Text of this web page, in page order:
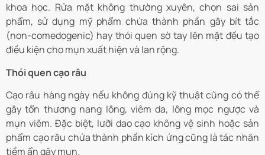
khoa học. Rửa mặt không thường xuyên, chọn sai sản
phẩm, sử dụng mỹ phẩm chứa thành phần gây bít tắc
(non-comedogenic) hay thói quen sờ tay lên mặt đều tạo
điều kiện cho mụn xuất hiện và lan rộng.
Thói quen cạo râu
Cạo râu hàng ngày nếu không đúng kỹ thuật cũng có thể
gây tổn thương nang lông, viêm da, lông mọc ngược và
mụn viêm. Đặc biệt, lưỡi dao cạo không vệ sinh hoặc sản
phẩm cạo râu chứa thành phần kích ứng cũng là tác nhân
tiềm ẩn gây mụn.